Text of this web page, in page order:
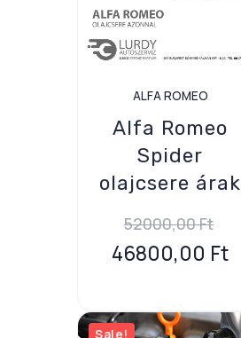
ALFA ROMEO
Alfa Romeo
Spider
olajcsere árak
52000,00Ft
46800,00 Ft